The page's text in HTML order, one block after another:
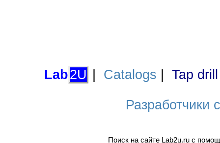
Lab2U Catalogs Tap
Разработчики
Поиск на сайте Lab2u.ru с